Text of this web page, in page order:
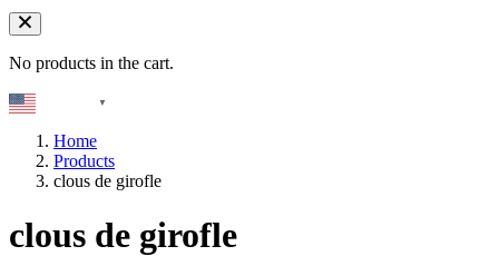
No products in the cart.
▼
Home
Products
clous de girofle
clous de girofle